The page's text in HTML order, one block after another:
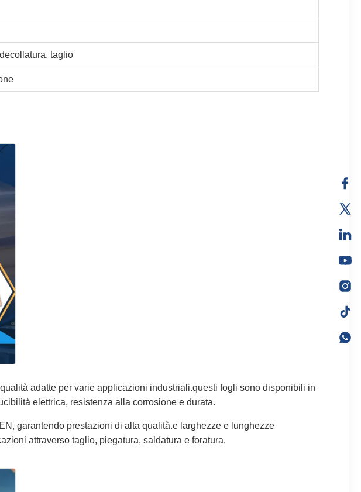
taglio
adatte per varie applicazioni industriali.questi fogli sono disponibili in
elettrica, resistenza alla corrosione e durata.
garantendo prestazioni di alta qualità.e larghezze e lunghezze
attraverso taglio, piegatura, saldatura e foratura.